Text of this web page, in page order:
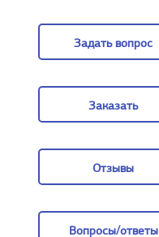
Задать вопрос
Заказать
Отзывы
Вопросы/ответы